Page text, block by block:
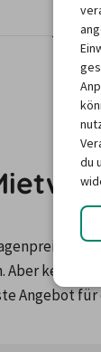
Die
keine
Angebot
du